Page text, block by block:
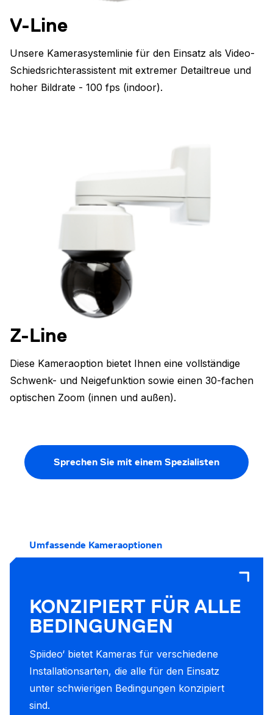
V-Line
Unsere Kamerasystemlinie für den Einsatz als Video-
Schiedsrichterassistent mit extremer Detailtreue und
hoher Bildrate - 100 fps (indoor).
Z-Line
Diese Kameraoption bietet Ihnen eine vollständige
Schwenk- und Neigefunktion sowie einen 30-fachen
optischen Zoom (innen und außen).
Sprechen Sie mit einem Spezialisten
Umfassende Kameraoptionen
KONZIPIERT FÜR ALLE
BEDINGUNGEN
Spiideo‘ bietet Kameras für verschiedene
Installationsarten, die alle für den Einsatz
unter schwierigen Bedingungen konzipiert
sind.